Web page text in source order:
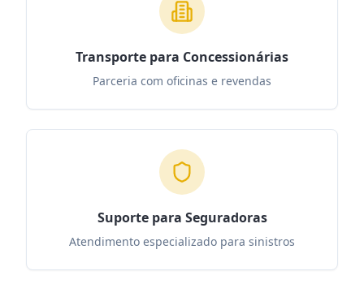
Transporte para Concessionárias
Parceria com oficinas e revendas
Suporte para Seguradoras
Atendimento especializado para sinistros